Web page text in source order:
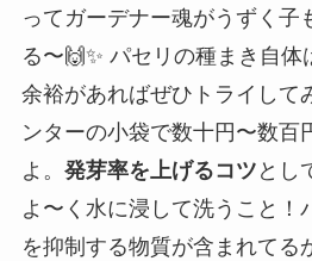
ってガーデナー魂がうずく子
る〜🙌✨ パセリの種まき自体
余裕があればぜひトライして
ンターの小袋で数十円〜数百
よ。 発芽率を上げるコツ とし
よ〜く水に浸して洗うこと！
を抑制する物質が含まれてる